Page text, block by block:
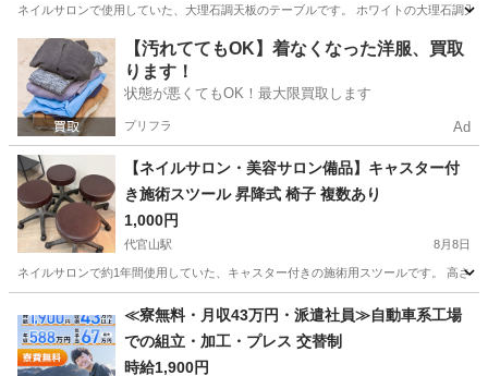
ネイルサロンで使用していた、大理石調天板のテーブルです。 ホワイトの大理石調
東京 渋谷区 代官山駅 テーブル 大理石
【汚れててもOK】着なくなった洋服、買取
ります！
状態が悪くてもOK！最大限買取します
プリフラ Ad
【ネイルサロン・美容サロン備品】キャスター付
き施術スツール 昇降式 椅子 複数あり
1,000円
代官山駅 8月8日
ネイルサロンで約1年間使用していた、キャスター付きの施術用スツールです。 高さ
代官山駅 椅子 ネイルサロン
≪寮無料・月収43万円・派遣社員≫自動車系工場
での組立・加工・プレス 交替制
時給1,900円